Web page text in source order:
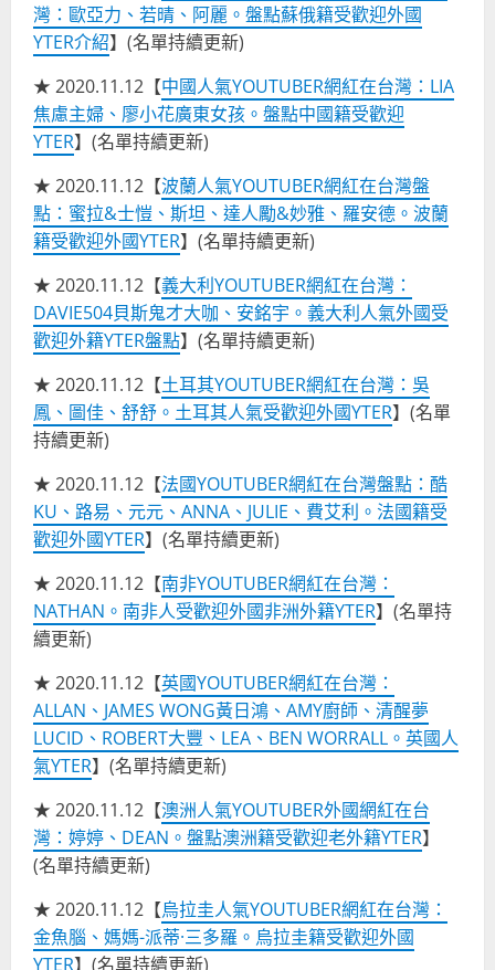
灣：歐亞力、若晴、阿麗。盤點蘇俄籍受歡迎外國
YTER介紹】(名單持續更新)
★ 2020.11.12【中國人氣YOUTUBER網紅在台灣：LIA
焦慮主婦、廖小花廣東女孩。盤點中國籍受歡迎
YTER】(名單持續更新)
★ 2020.11.12【波蘭人氣YOUTUBER網紅在台灣盤
點：蜜拉&士愷、斯坦、達人勵&妙雅、羅安德。波蘭
籍受歡迎外國YTER】(名單持續更新)
★ 2020.11.12【義大利YOUTUBER網紅在台灣：
DAVIE504貝斯鬼才大咖、安銘宇。義大利人氣外國受
歡迎外籍YTER盤點】(名單持續更新)
★ 2020.11.12【土耳其YOUTUBER網紅在台灣：吳
鳳、圖佳、舒舒。土耳其人氣受歡迎外國YTER】(名單
持續更新)
★ 2020.11.12【法國YOUTUBER網紅在台灣盤點：酷
KU、路易、元元、ANNA、JULIE、費艾利。法國籍受
歡迎外國YTER】(名單持續更新)
★ 2020.11.12【南非YOUTUBER網紅在台灣：
NATHAN。南非人受歡迎外國非洲外籍YTER】(名單持
續更新)
★ 2020.11.12【英國YOUTUBER網紅在台灣：
ALLAN、JAMES WONG黃日鴻、AMY廚師、清醒夢
LUCID、ROBERT大豐、LEA、BEN WORRALL。英國人
氣YTER】(名單持續更新)
★ 2020.11.12【澳洲人氣YOUTUBER外國網紅在台
灣：婷婷、DEAN。盤點澳洲籍受歡迎老外籍YTER】
(名單持續更新)
★ 2020.11.12【烏拉圭人氣YOUTUBER網紅在台灣：
金魚腦、媽媽-派蒂·三多羅。烏拉圭籍受歡迎外國
YTER】(名單持續更新)